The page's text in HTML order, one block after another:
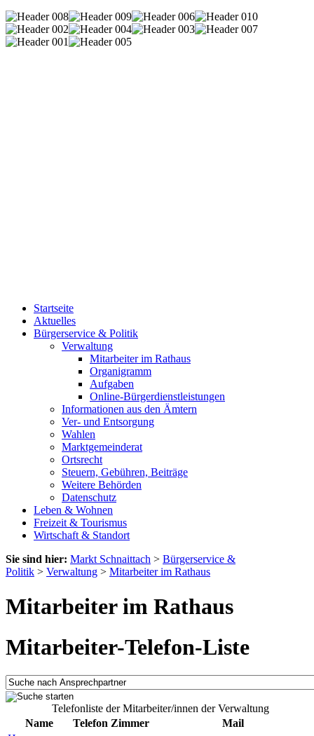
Startseite
Aktuelles
Bürgerservice & Politik
Verwaltung
Mitarbeiter im Rathaus
Organigramm
Aufgaben
Online-Bürgerdienstleistungen
Informationen aus den Ämtern
Ver- und Entsorgung
Wahlen
Marktgemeinderat
Ortsrecht
Steuern, Gebühren, Beiträge
Weitere Behörden
Datenschutz
Leben & Wohnen
Freizeit & Tourismus
Wirtschaft & Standort
Sie sind hier: Markt Schnaittach > Bürgerservice &
Politik > Verwaltung > Mitarbeiter im Rathaus
Mitarbeiter im Rathaus
Mitarbeiter-Telefon-Liste
Telefonliste der Mitarbeiter/innen der Verwaltung
Name
Telefon Zimmer
Mail